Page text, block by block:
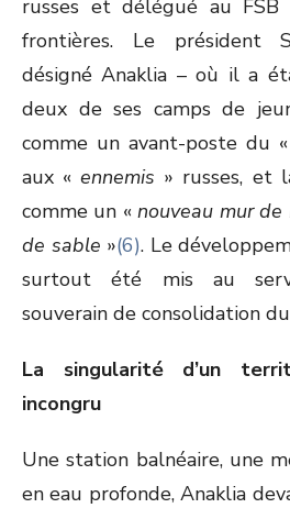
russes et délégué au
frontières. Le président
désigné Anaklia – où il a
deux de ses camps de
comme un avant-poste du «
aux «ennemis » russes, et
comme un «nouveau mur
de sable »(6). Le
surtout été mis au
souverain de consolidation
La singularité d’un
incongru
Une station balnéaire, une
en eau profonde, Anaklia